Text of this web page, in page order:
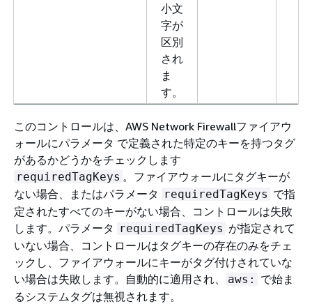
小文
字が
区別
され
ま
す。
このコントロールは、AWS Network Firewallファイアウ
ォールにパラメータ で定義された特定のキーを持つタグ
があるかどうかをチェックします
requiredTagKeys 。ファイアウォールにタグキーが
ない場合、またはパラメータ requiredTagKeys で指
定されたすべてのキーがない場合、コントロールは失敗
します。パラメータ requiredTagKeys が指定されて
いない場合、コントロールはタグキーの存在のみをチェ
ックし、ファイアウォールにキーがタグ付けされていな
い場合は失敗します。自動的に適用され、
aws:
で始ま
るシステムタグは無視されます。